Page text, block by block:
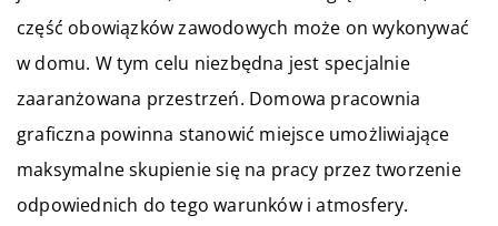
część obowiązków zawodowych może on wykonywać
w domu. W tym celu niezbędna jest specjalnie
zaaranżowana przestrzeń. Domowa pracownia
graficzna powinna stanowić miejsce umożliwiające
maksymalne skupienie się na pracy przez tworzenie
odpowiednich do tego warunków i atmosfery.